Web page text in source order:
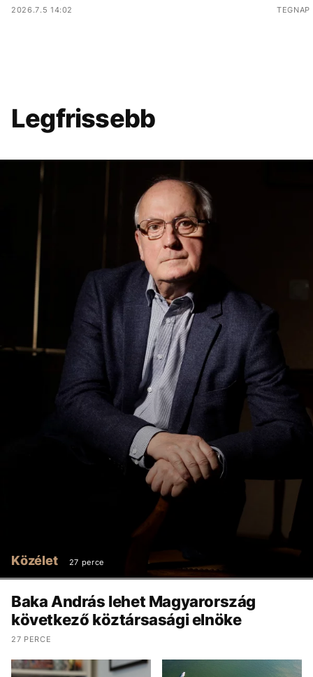
2026.7.5 14:02
Legfrissebb
Közélet 27 perce
Baka András lehet Magyarország
következő köztársasági elnöke
27 PERCE